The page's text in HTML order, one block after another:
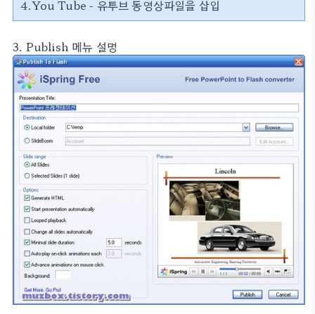
4.You Tube - 유투브 동영상파일을 삽입
3. Publish 메뉴 설명